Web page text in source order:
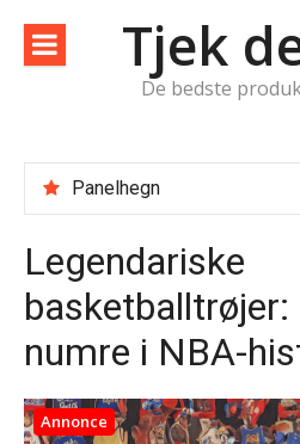
indhold
Tjek
De bedste
Panelhegn
Legendariske
basketballtrøjer:
numre i NBA-
Annonce